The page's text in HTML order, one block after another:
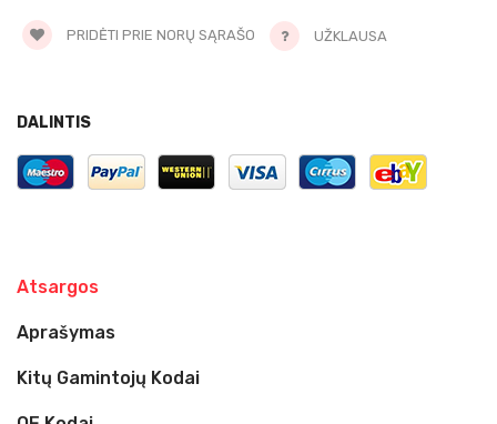
PRIDĖTI PRIE NORŲ SĄRAŠO UŽKLAUSA
DALINTIS
Atsargos
Aprašymas
Kitų Gamintojų Kodai